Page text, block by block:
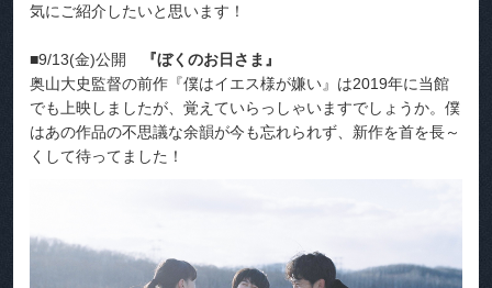
気にご紹介したいと思います！
■9/13(金)公開
『ぼくのお日さま』
奥山大史監督の前作『僕はイエス様が嫌い』は2019年に当館
でも上映しましたが、覚えていらっしゃいますでしょうか。僕
はあの作品の不思議な余韻が今も忘れられず、新作を首を長～
くして待ってました！